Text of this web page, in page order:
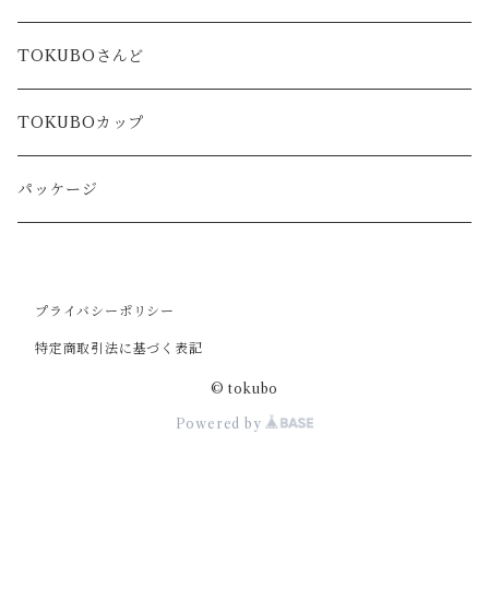
TOKUBOさんど
TOKUBOカップ
パッケージ
プライバシーポリシー
特定商取引法に基づく表記
© tokubo
Powered by